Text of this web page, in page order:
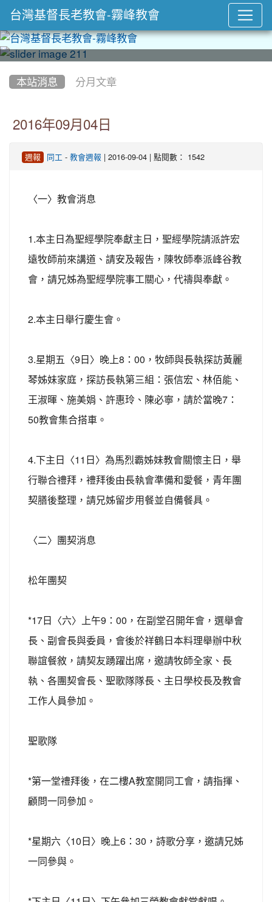
本站消息 分月文章
2016年09月04日
週報 同工 -教會週報 | 2016-09-04 | 點閱數： 1542
〈一〉教會消息
1.本主日為聖經學院奉獻主日，聖經學院請派許宏
遠牧師前來講道、請安及報告，陳牧師奉派峰谷教
會，請兄姊為聖經學院事工關心，代禱與奉獻。
2.本主日舉行慶生會。
3.星期五〈9日〉晚上8：00，牧師與長執探訪黃麗
琴姊妹家庭，探訪長執第三組：張信宏、林佰能、
王淑暉、施美娟、許惠玲、陳必寧，請於當晚7：
50教會集合搭車。
4.下主日〈11日〉為馬烈霸姊妹教會關懷主日，舉
行聯合禮拜，禮拜後由長執會準備和愛餐，青年團
契膳後整理，請兄姊留步用餐並自備餐具。
〈二〉團契消息
松年團契
*17日〈六〉上午9：00，在副堂召開年會，選舉會
長、副會長與委員，會後於祥鶴日本料理舉辦中秋
聯誼餐敘，請契友踴躍出席，邀請牧師全家、長
執、各團契會長、聖歌隊隊長、主日學校長及教會
工作人員參加。
聖歌隊
*第一堂禮拜後，在二樓A教室開同工會，請指揮、
顧問一同參加。
*星期六〈10日〉晚上6：30，詩歌分享，邀請兄姊
一同參與。
台灣基督長老教會-霧峰教會